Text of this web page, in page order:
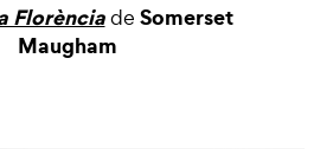
Florènciade Somerset
Maugham